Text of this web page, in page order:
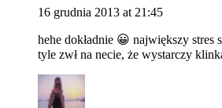
16 grudnia 2013 at 21:45
hehe dokładnie 😀 największy stres
tyle zwł na necie, że wystarczy